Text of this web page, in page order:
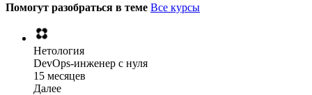
Помогут разобраться в теме Все курсы
Нетология
DevOps-инженер с нуля
15 месяцев
Далее